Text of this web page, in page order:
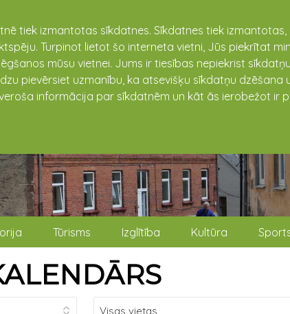
tiek izmantotas sīkdatnes. Sīkdatnes tiek
Turpinot lietot šo interneta vietni, Jūs piekrītat
mūsu vietnei. Jums ir tiesības nepiekrist
pievērsiet uzmanību, ka atsevišķu sīkdatņu
informācija par sīkdatnēm un kāt ās ierobežot ir
Tūrisms Izglītība Kultūra